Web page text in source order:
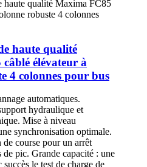
haute qualité
élévateur à
4 colonnes pour bus
automatiques.
hydraulique et
Mise à niveau
synchronisation optimale.
course pour un arrêt
de pic. Grande capacité : une
succès le test de charge de